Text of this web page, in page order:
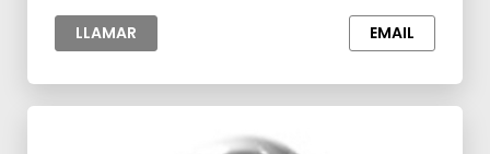
LLAMAR
EMAIL